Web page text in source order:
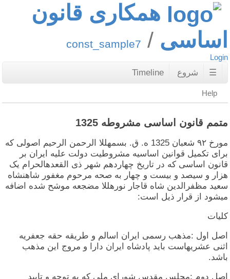
همکاری قانون
اساسی
const_sample7
Login
☰ شروع Timeline
Help
متمم قانون اساسی مشروطه 1325
مورخ ۹۲ شعبان 1325 ه. ق. بسمهللا الرحمن الرحیم اصولی که
برای تکمیل قوانین اساسیه مشروطیت دولت علیه ایران بر
قانون اساسی که در تاریخ چهاردهم شهر ذی القعدهالحرام یک
هزار و سیصد و بیست و چهار به صحه مرحوم مغفور شاهنشاه
سعید مظفرالدین شاه قاجار نورهللا مضجعه موشح شده اضافه
میشود از قرار ذیل است:
کلیات
اصل اول :مذهب رسمی ایران اسالم و طریقه حقه جعفریه
اثنی عشریهاست باید پادشاه ایران دارا و مروج این مذهب
باشد.
اصل دوم :مجلس مقدس شورای ملی که به توجه و تایید